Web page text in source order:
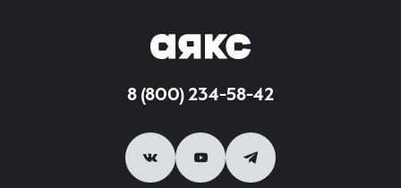
8 (800) 234-58-42